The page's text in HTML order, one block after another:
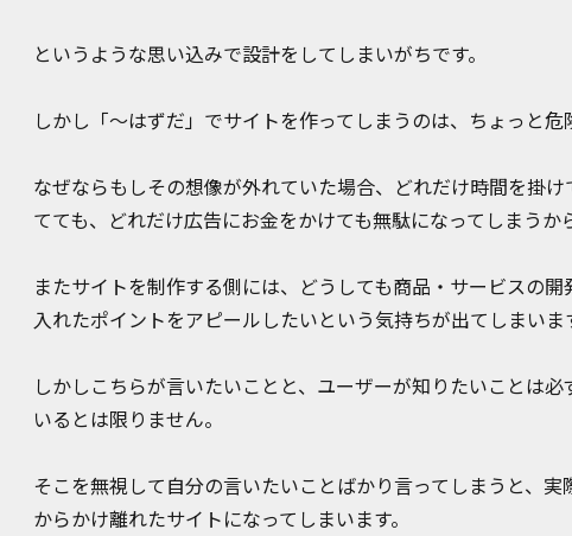
というような思い込みで設計をしてしまいがちです。
しかし「～はずだ」でサイトを作ってしまうのは、ちょっと危
なぜならもしその想像が外れていた場合、どれだけ時間を掛け
てても、どれだけ広告にお金をかけても無駄になってしまうか
またサイトを制作する側には、どうしても商品・サービスの開
入れたポイントをアピールしたいという気持ちが出てしまいま
しかしこちらが言いたいことと、ユーザーが知りたいことは必
いるとは限りません。
そこを無視して自分の言いたいことばかり言ってしまうと、実
からかけ離れたサイトになってしまいます。